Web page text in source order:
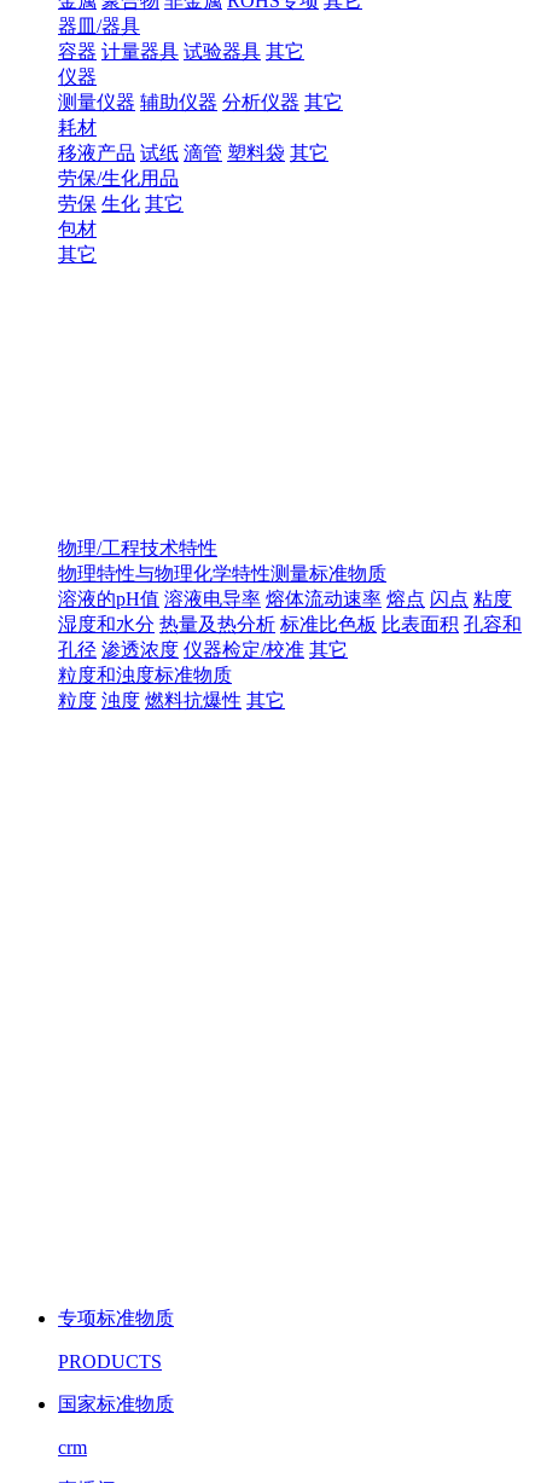
器皿/器具
容器 计量器具 试验器具 其它
仪器
测量仪器 辅助仪器 分析仪器 其它
耗材
移液产品 试纸 滴管 塑料袋 其它
劳保/生化用品
劳保 生化 其它
包材
其它
物理/工程技术特性
物理特性与物理化学特性测量标准物质
溶液的pH值 溶液电导率 熔体流动速率 熔点 闪点 粘度
湿度和水分 热量及热分析 标准比色板 比表面积 孔容和
孔径 渗透浓度 仪器检定/校准 其它
粒度和浊度标准物质
粒度 浊度 燃料抗爆性 其它
专项标准物质
PRODUCTS
国家标准物质
crm